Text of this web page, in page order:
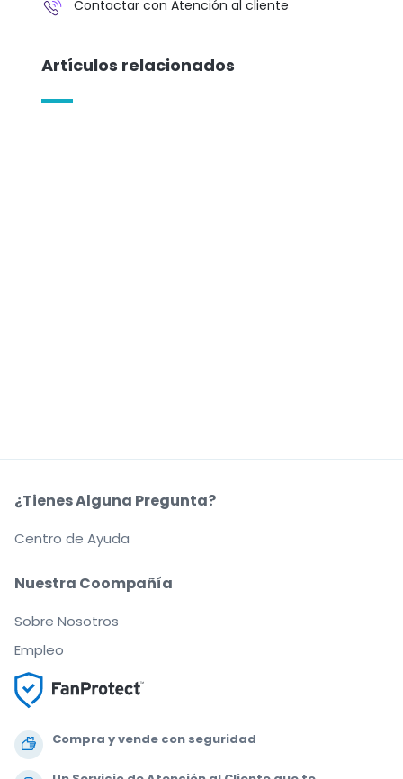
Contactar con Atención al cliente
Artículos relacionados
Compra y vende con seguridad
Nuestra Coompañía
Sobre Nosotros
Empleo
¿Tienes Alguna Pregunta?
Centro de Ayuda